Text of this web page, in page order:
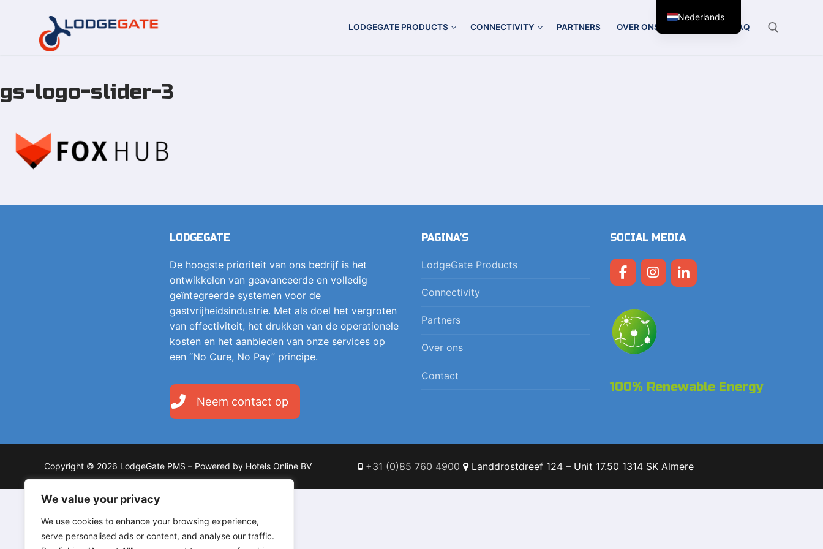
We value your privacy
We use cookies to enhance your browsing experience,
serve personalised ads or content, and analyse our traffic.
Overslaan
naar
LODGEGATE PRODUCTS CONNECTIVITY PARTNERS OVER ONS FAQ
gs-logo-slider-3
LODGEGATE
De hoogste prioriteit van ons bedrijf is het
ontwikkelen van geavanceerde en volledig
geïntegreerde systemen voor de
gastvrijheidsindustrie. Met als doel het vergroten
van effectiviteit, het drukken van de operationele
kosten en het aanbieden van onze services op
een “No Cure, No Pay” principe.
Neem contact op
PAGINA’S
LodgeGate Products
Connectivity
Partners
Over ons
Contact
SOCIAL MEDIA
100% Renewable Energy
Copyright © 2026 LodgeGate PMS – Powered by Hotels Online BV +31 (0)85 760 4900 Landdrostdreef 124 – Unit 17.50 1314 SK Almere
Nederlands